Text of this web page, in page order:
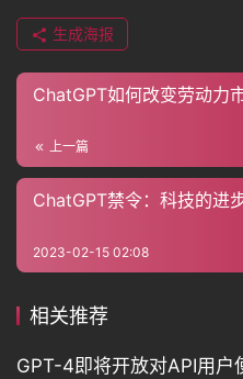
程
其
资
问
生成海报
ChatGPT如何改变劳动力
上一篇
ChatGPT禁令：科技的进
2023-02-15 02:08
相关推荐
GPT-4即将开放对API用户